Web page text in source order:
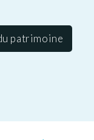
patrimoine